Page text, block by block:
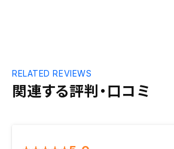
関連する評判・口コミ
RELATED REVIEWS